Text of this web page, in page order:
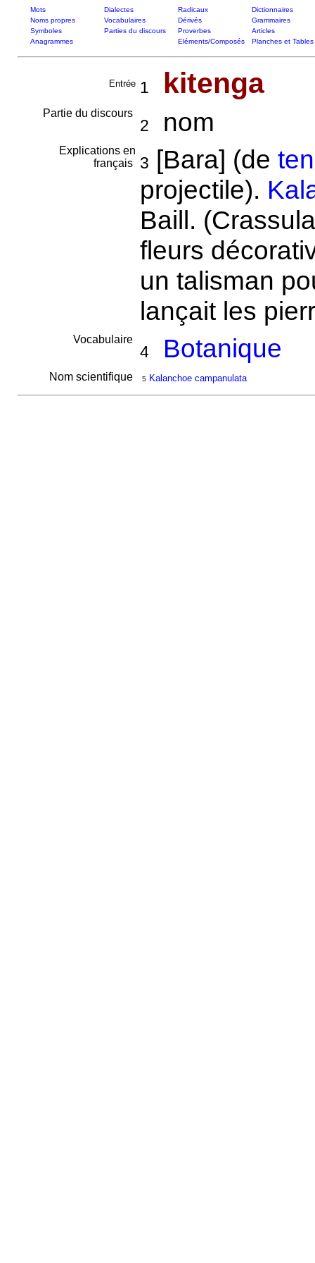
Mots Dialectes Radicaux
Dictionnaires
Noms propres
Vocabulaires Dérivés
Grammaires
Symboles
Parties du discours Proverbes
Articles
Anagrammes
Eléments/Composés Planches et Tables
Entrée 1 kitenga
Partie du discours
2 nom
Explications en
français
3 [Bara] (de
projectile).
Baill.
fleurs
un talisman
lançait les
Vocabulaire
4 Botanique
Nom scientifique 5 Kalanchoe campanulata